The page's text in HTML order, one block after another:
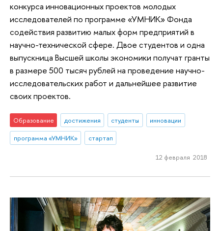
конкурса инновационных проектов молодых
исследователей по программе «УМНИК» Фонда
содействия развитию малых форм предприятий в
научно-технической сфере. Двое студентов и одна
выпускница Высшей школы экономики получат гранты
в размере 500 тысяч рублей на проведение научно-
исследовательских работ и дальнейшее развитие
своих проектов.
Образование достижения студенты
инновации
программа «УМНИК»
стартап
12 февраля 2018